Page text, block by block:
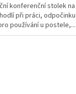
konferenční stolek
při práci,
používání u postele,...